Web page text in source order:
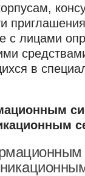
с лицами
в